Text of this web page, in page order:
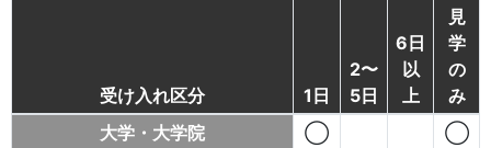
受け入れ区分 1日
2〜
5日
6日
以
上
見
学
の
み
大学・大学院
◯
◯